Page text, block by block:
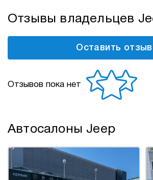
Отзывы владельцев
Оставить отзыв
Отзывов пока нет
Автосалоны Jeep